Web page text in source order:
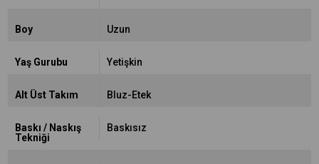
Boy Uzun
Yaş Gurubu Yetişkin
Alt Üst Takım Bluz-Etek
Baskı / Naskış
Tekniği
Baskısız